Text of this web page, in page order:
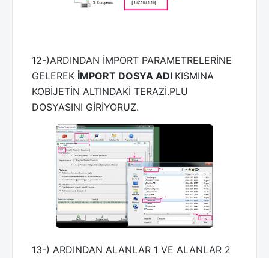
12-)ARDINDAN İMPORT PARAMETRELERİNE
GELEREK İMPORT DOSYA ADI KISMINA
KOBİJETİN ALTINDAKİ TERAZİ.PLU
DOSYASINI GİRİYORUZ.
13-) ARDINDAN ALANLAR 1 VE ALANLAR 2